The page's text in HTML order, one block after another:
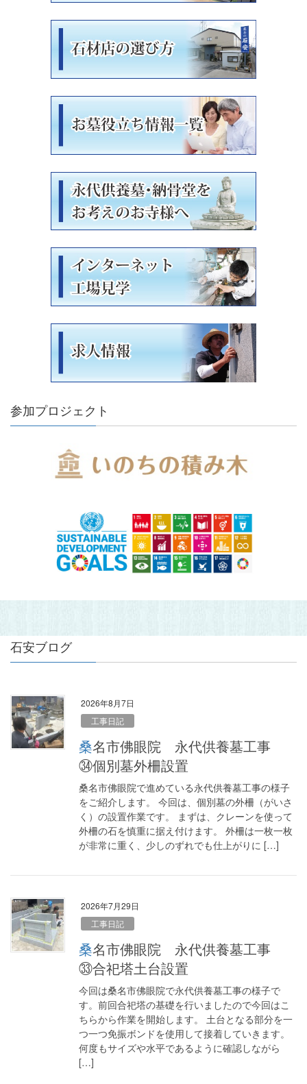
参加プロジェクト
石安ブログ
2026年8月7日
工事日記
桑名市佛眼院 永代供養墓工事
㉞個別墓外柵設置
桑名市佛眼院で進めている永代供養墓工事の様子
をご紹介します。 今回は、個別墓の外柵（がいさ
く）の設置作業です。 まずは、クレーンを使って
外柵の石を慎重に据え付けます。 外柵は一枚一枚
が非常に重く、少しのずれでも仕上がりに […]
2026年7月29日
工事日記
桑名市佛眼院 永代供養墓工事
㉝合祀塔土台設置
今回は桑名市佛眼院で永代供養墓工事の様子で
す。前回合祀塔の基礎を行いましたので今回はこ
ちらから作業を開始します。 土台となる部分を一
つ一つ免振ボンドを使用して接着していきます。
何度もサイズや水平であるように確認しながら
[…]